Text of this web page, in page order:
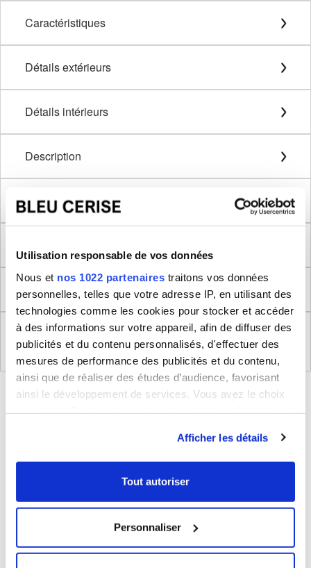
Utilisation responsable de vos données
Nous et nos 1022 partenaires traitons vos données
personnelles, telles que votre adresse IP, en utilisant des
technologies comme les cookies pour stocker et accéder
à des informations sur votre appareil, afin de diffuser des
publicités et du contenu personnalisés, d'effectuer des
mesures de performance des publicités et du contenu,
ainsi que de réaliser des études d’audience, favorisant
ainsi le développement de services. Vous avez le choix
tout moment en consultant la Déclaration relative aux
cookies ou en cliquant sur l'icône de confidentialité.
Collecter des informations sur votre localisation
géographique qui peuvent être précises à plusieurs
mètres près
Afficher les détails
Tout autoriser
Personnaliser
Caractéristiques
Détails extérieurs
Détails intérieurs
Description
Méthode de mesure
Retour
Règlement (UE) 2023/988 relatifs à la Sécurité
Générale des Produits
BLEUCERISE VOUS CONSEILLE
TSA Polypropylène 55cm